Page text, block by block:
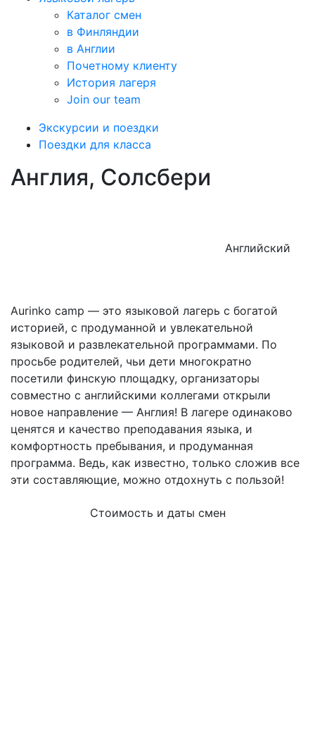
Каталог смен
в Финляндии
в Англии
Почетному клиенту
История лагеря
Join our team
Экскурсии и поездки
Поездки для класса
Англия, Солсбери
Английский
Aurinko camp — это языковой лагерь с богатой
историей, с продуманной и увлекательной
языковой и развлекательной программами. По
просьбе родителей, чьи дети многократно
посетили финскую площадку, организаторы
совместно с английскими коллегами открыли
новое направление — Англия! В лагере одинаково
ценятся и качество преподавания языка, и
комфортность пребывания, и продуманная
программа. Ведь, как известно, только сложив все
эти составляющие, можно отдохнуть с пользой!
Стоимость и даты смен